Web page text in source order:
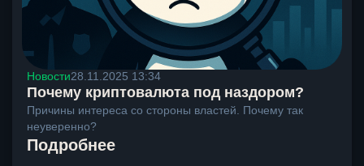
Новости28.11.2025 13:34
Почему криптовалюта под наздором?
Причины интереса со стороны властей. Почему так
неуверенно?
Подробнее